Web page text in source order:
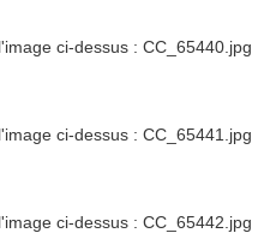
ci-dessus : CC_65440.jpg
ci-dessus : CC_65441.jpg
ci-dessus : CC_65442.jpg